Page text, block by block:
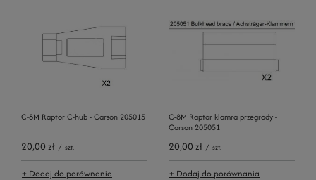
C-8M Raptor C-hub - Carson 205015
20,00 zł / szt.
+ Dodaj do porównania
C-8M Raptor klamra przegrody -
Carson 205051
20,00 zł / szt.
+ Dodaj do porównania